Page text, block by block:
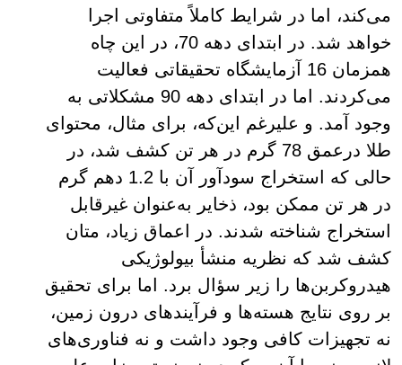
می‌کند، اما در شرایط کاملاً متفاوتی اجرا
خواهد شد. در ابتدای دهه 70، در این چاه
همزمان 16 آزمایشگاه تحقیقاتی فعالیت
می‌کردند. اما در ابتدای دهه 90 مشکلاتی به
وجود آمد. و علیرغم این‌که، برای مثال، محتوای
طلا درعمق 78 گرم در هر تن کشف شد، در
حالی که استخراج سودآور آن با 1.2 دهم گرم
در هر تن ممکن بود، ذخایر به‌عنوان غیرقابل
استخراج شناخته شدند. در اعماق زیاد، متان
کشف شد که نظریه منشأ بیولوژیکی
هیدروکربن‌ها را زیر سؤال برد. اما برای تحقیق
بر روی نتایج هسته‌ها و فرآیندهای درون زمین،
نه تجهیزات کافی وجود داشت و نه فناوری‌های